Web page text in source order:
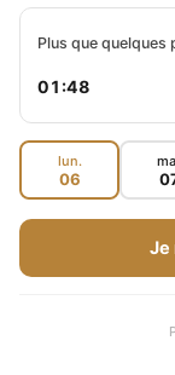
des
parle
qui cote au
dividende
3%.
À lire
Plus que quelques
01:47
lun.
06
Je